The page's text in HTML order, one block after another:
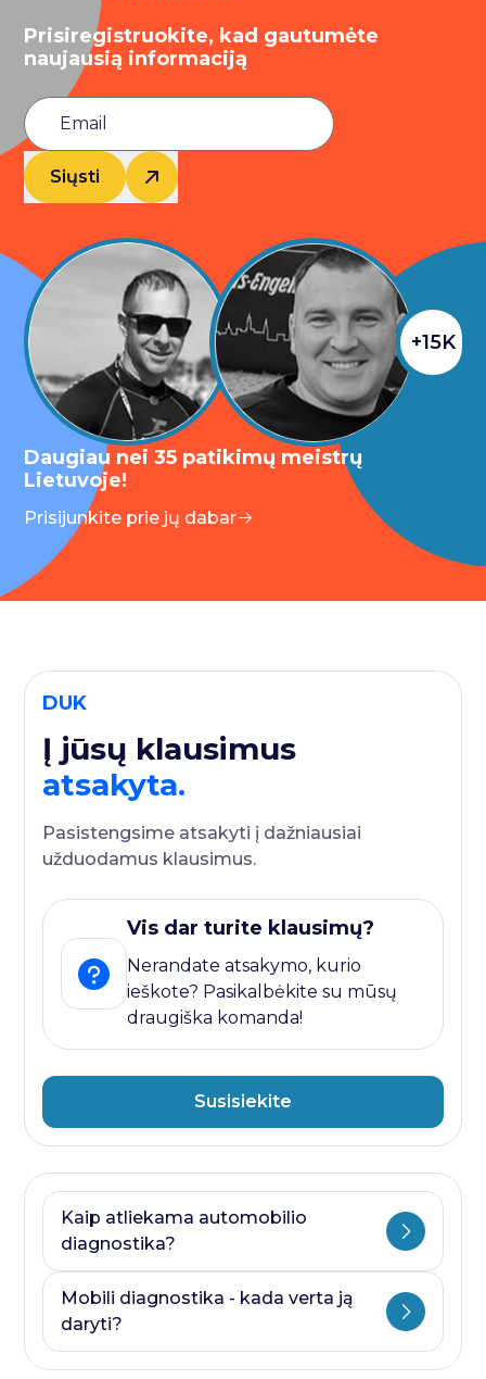
Prisiregistruokite, kad gautumėte
naujausią informaciją
Siųsti
+15K
Daugiau nei 35 patikimų meistrų
Lietuvoje!
Prisijunkite prie jų dabar
DUK
Į jūsų klausimus
atsakyta.
Pasistengsime atsakyti į dažniausiai
užduodamus klausimus.
Vis dar turite klausimų?
Nerandate atsakymo, kurio
ieškote? Pasikalbėkite su mūsų
draugiška komanda!
Susisiekite
Kaip atliekama automobilio
diagnostika?
Ji visada prasideda nuo kompiuterines
diagnostikos ir baigiasi papildomais
Mobili diagnostika - kada verta ją
daryti?